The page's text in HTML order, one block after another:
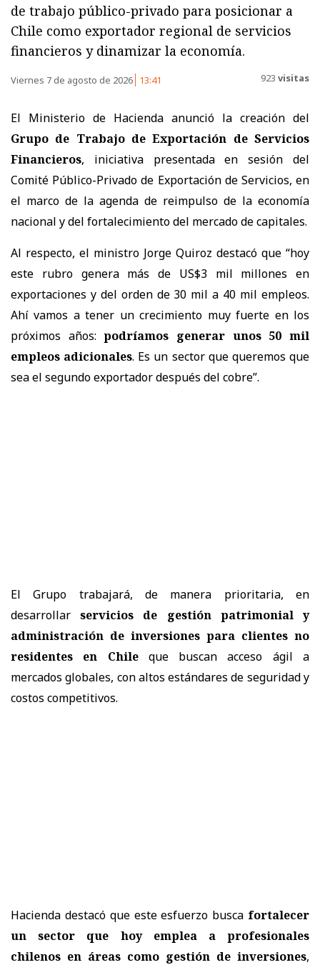
de trabajo público-privado para posicionar a
Chile como exportador regional de servicios
financieros y dinamizar la economía.
Viernes 7 de agosto de 2026 13:41 923 visitas
El Ministerio de Hacienda anunció la creación del
Grupo de Trabajo de Exportación de Servicios
Financieros, iniciativa presentada en sesión del
Comité Público-Privado de Exportación de Servicios, en
el marco de la agenda de reimpulso de la economía
nacional y del fortalecimiento del mercado de capitales.
Al respecto, el ministro Jorge Quiroz destacó que “hoy
este rubro genera más de US$3 mil millones en
exportaciones y del orden de 30 mil a 40 mil empleos.
Ahí vamos a tener un crecimiento muy fuerte en los
próximos años:podríamos generar unos 50 mil
empleos adicionales. Es un sector que queremos que
sea el segundo exportador después del cobre”.
El Grupo trabajará, de manera prioritaria, en
desarrollarservicios de gestión patrimonial y
administración de inversiones para clientes no
residentes en Chileque buscan acceso ágil a
mercados globales, con altos estándares de seguridad y
costos competitivos.
Hacienda destacó que este esfuerzo busca fortalecer
un sector que hoy emplea a profesionales
chilenos en áreas como gestión de inversiones,